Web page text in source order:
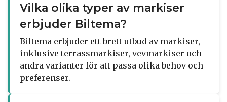
Vilka olika typer av markiser
erbjuder Biltema?
Biltema erbjuder ett brett utbud av markiser,
inklusive terrassmarkiser, vevmarkiser och
andra varianter för att passa olika behov och
preferenser.